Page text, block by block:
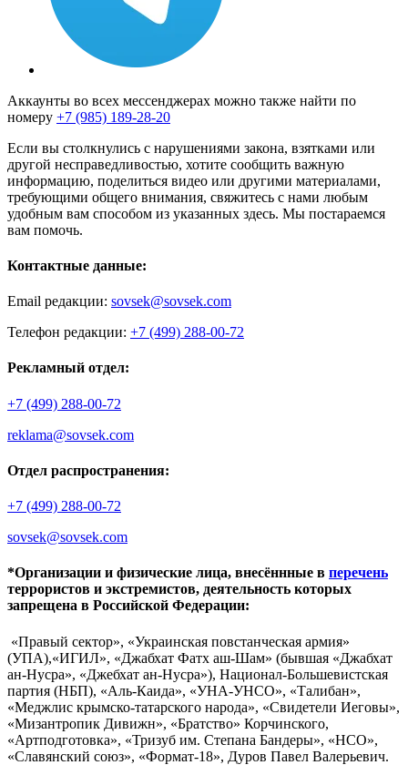
Аккаунты во всех мессенджерах можно также найти по
номеру +7 (985) 189-28-20
Если вы столкнулись с нарушениями закона, взятками или
другой несправедливостью, хотите сообщить важную
информацию, поделиться видео или другими материалами,
требующими общего внимания, свяжитесь с нами любым
удобным вам способом из указанных здесь. Мы постараемся
вам помочь.
Контактные данные:
Email редакции: sovsek@sovsek.com
Телефон редакции: +7 (499) 288-00-72
Рекламный отдел:
+7 (499) 288-00-72
reklama@sovsek.com
Отдел распространения:
+7 (499) 288-00-72
sovsek@sovsek.com
*Организации и физические лица, внесённные в перечень
террористов и экстремистов, деятельность которых
запрещена в Российской Федерации:
«Правый сектор», «Украинская повстанческая армия»
(УПА),«ИГИЛ», «Джабхат Фатх аш-Шам» (бывшая «Джабхат
ан-Нусра», «Джебхат ан-Нусра»), Национал-Большевистская
партия (НБП), «Аль-Каида», «УНА-УНСО», «Талибан»,
«Меджлис крымско-татарского народа», «Свидетели Иеговы»,
«Мизантропик Дивижн», «Братство» Корчинского,
«Артподготовка», «Тризуб им. Степана Бандеры», «НСО»,
«Славянский союз», «Формат-18», Дуров Павел Валерьевич.